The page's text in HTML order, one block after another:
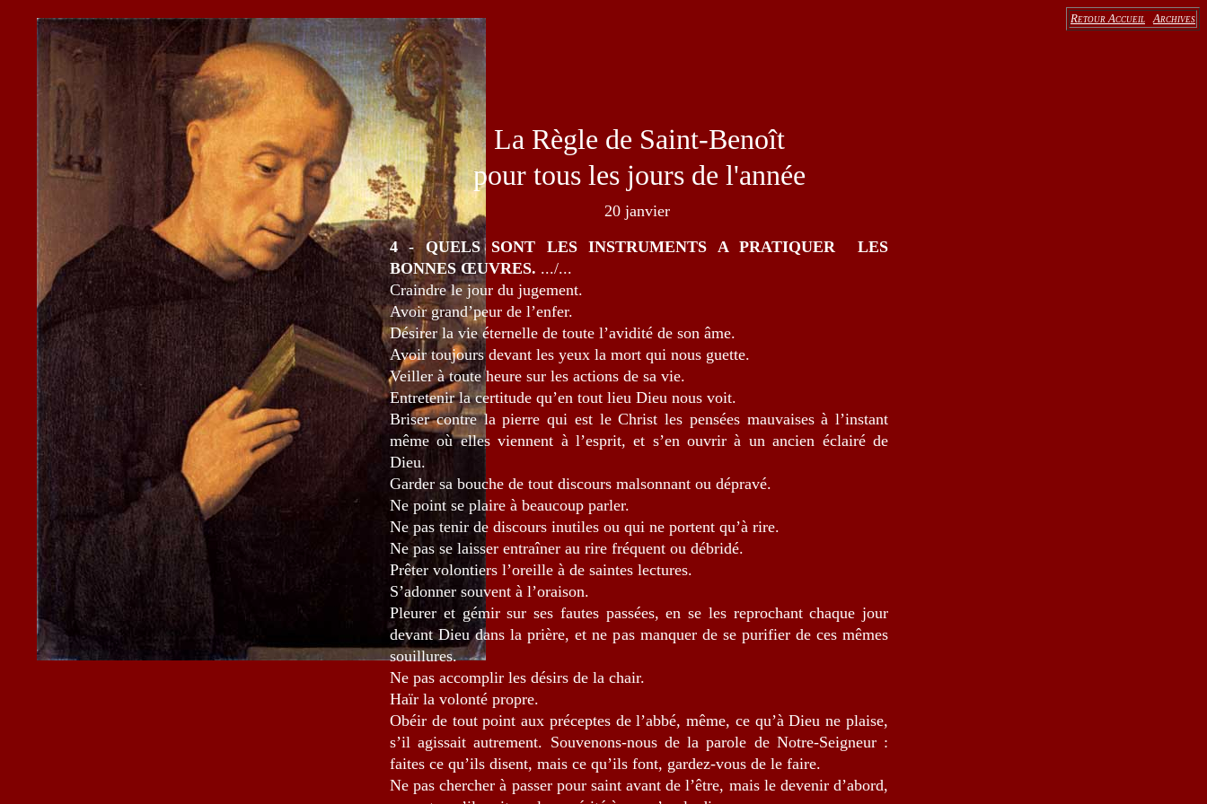
Retour Accueil Archives
La Règle de Saint-Benoît
pour tous les jours de l'année
20 janvier
4 - QUELS SONT LES INSTRUMENTS A PRATIQUER LES
BONNES ŒUVRES. .../...
Craindre le jour du jugement.
Avoir grand’peur de l’enfer.
Désirer la vie éternelle de toute l’avidité de son âme.
Avoir toujours devant les yeux la mort qui nous guette.
Veiller à toute heure sur les actions de sa vie.
Entretenir la certitude qu’en tout lieu Dieu nous voit.
Briser contre la pierre qui est le Christ les pensées mauvaises à l’instant
même où elles viennent à l’esprit, et s’en ouvrir à un ancien éclairé de
Dieu.
Garder sa bouche de tout discours malsonnant ou dépravé.
Ne point se plaire à beaucoup parler.
Ne pas tenir de discours inutiles ou qui ne portent qu’à rire.
Ne pas se laisser entraîner au rire fréquent ou débridé.
Prêter volontiers l’oreille à de saintes lectures.
S’adonner souvent à l’oraison.
Pleurer et gémir sur ses fautes passées, en se les reprochant chaque jour
devant Dieu dans la prière, et ne pas manquer de se purifier de ces mêmes
souillures.
Ne pas accomplir les désirs de la chair.
Haïr la volonté propre.
Obéir de tout point aux préceptes de l’abbé, même, ce qu’à Dieu ne plaise,
s’il agissait autrement. Souvenons-nous de la parole de Notre-Seigneur :
faites ce qu’ils disent, mais ce qu’ils font, gardez-vous de le faire.
Ne pas chercher à passer pour saint avant de l’être, mais le devenir d’abord,